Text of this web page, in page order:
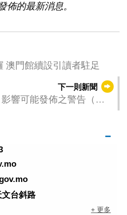
佈的最新消息。
香港書展十六日開鑼 澳門館續設引讀者駐足
下一則新聞
響可能發佈之警告（更
台斜路
+ 更多